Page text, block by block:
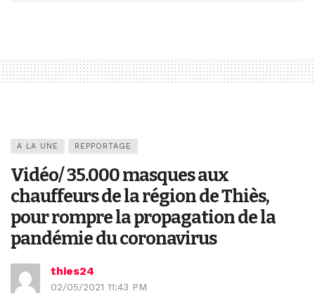
A LA UNE REPPORTAGE
Vidéo/ 35.000 masques aux
chauffeurs de la région de Thiès,
pour rompre la propagation de la
pandémie du coronavirus
thies24
02/05/2021 11:43 PM